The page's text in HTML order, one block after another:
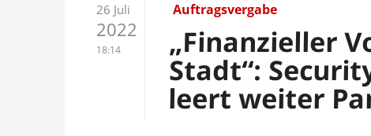
26 Juli
2022
18:14
Auftragsvergabe
„Finanzieller
Stadt“:
leert weiter